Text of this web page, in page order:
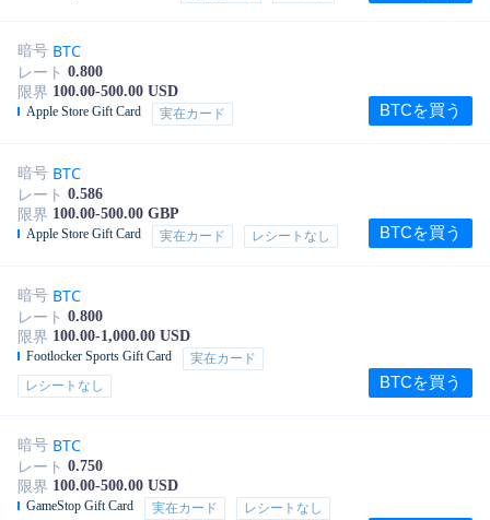
暗号 BTC
レート 0.800
限界 100.00-500.00 USD
Apple Store Gift Card 実在カード BTCを買う
暗号 BTC
レート 0.586
限界 100.00-500.00 GBP
Apple Store Gift Card 実在カード レシートなし BTCを買う
暗号 BTC
レート 0.800
限界 100.00-1,000.00 USD
Footlocker Sports Gift Card
実在カード
レシートなし
BTCを買う
暗号 BTC
レート 0.750
限界 100.00-500.00 USD
GameStop Gift Card 実在カード レシートなし